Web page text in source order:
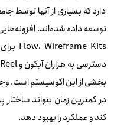
دارد که بسیاری از آنها توسط
بخشی از این اکوسیستم است.
در کمترین زمان بتواند ساختار
کند و عملکرد را بهبود دهد.